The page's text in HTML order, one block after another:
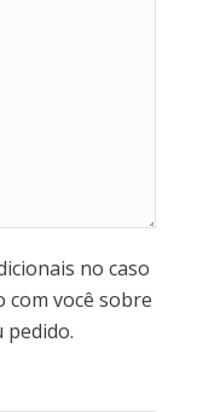
no caso
você sobre
pedido.